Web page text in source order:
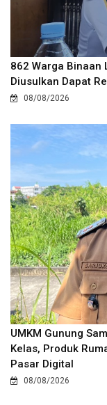
862 Warga Binaan
Diusulkan Dapat
08/08/2026
UMKM Gunung
Kelas, Produk
Pasar Digital
08/08/2026